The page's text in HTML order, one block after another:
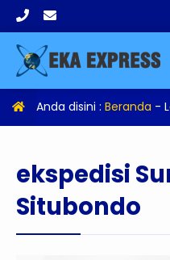
Anda disini : Beranda -
ekspedisi
Situbondo